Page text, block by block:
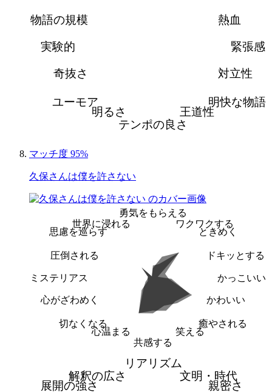
熱血
緊張感
対立性
明快な物語
王道性
テンポの良さ
明るさ
ユーモア
奇抜さ
実験的
物語の規模
マッチ度 95%
久保さんは僕を許さない
勇気をもらえる
ワクワクする
ときめく
ドキッとする
かっこいい
かわいい
癒やされる
笑える
共感する
心温まる
切なくなる
心がざわめく
ミステリアス
圧倒される
思慮を巡らす
世界に浸れる
リアリズム
文明・時代
親密さ
展開の強さ
解釈の広さ